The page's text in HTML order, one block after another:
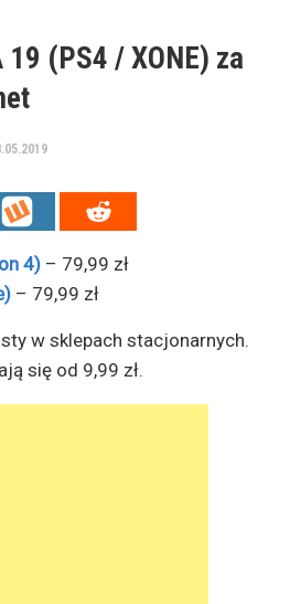
19 (PS4 / XONE) za
4) – 79,99 zł
– 79,99 zł
w sklepach stacjonarnych.
się od 9,99 zł.